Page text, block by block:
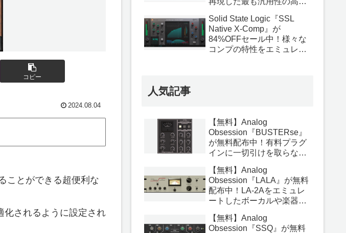
コピー
2024.08.04
ことができる超便利な
化されるように設定され
Solid State Logic『SSL
Native X-Comp』が
84%OFFセール中！様々な
コンプの特性をエミュレー
人気記事
【無料】Analog
Obsession『BUSTERse』
が無料配布中！有料プラグ
インに一切引けを取らない
ン！
【無料】Analog
Obsession『LALA』が無料
配布中！LA-2Aをエミュレ
ートしたボーカルや楽器を
OPTコンプレッサープラグ
【無料】Analog
Obsession『SSQ』が無料